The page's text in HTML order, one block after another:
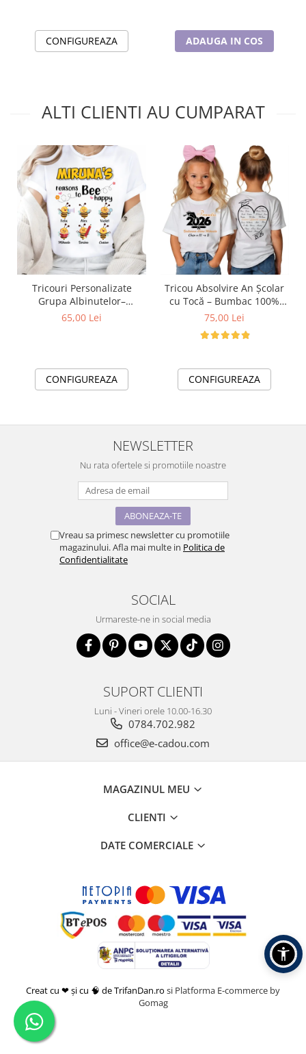
CONFIGUREAZA ADAUGA IN COS
ALTI CLIENTI AU CUMPARAT
Tricouri Personalizate
Grupa Albinutelor–
Colectivul Curcubeu al
65,00 Lei
CONFIGUREAZA
Tricou Absolvire An Școlar
cu Tocă – Bumbac 100%
Personalizat pentru Copii și
75,00 Lei
CONFIGUREAZA
NEWSLETTER
Nu rata ofertele si promotiile noastre
Vreau sa primesc newsletter cu promotiile
magazinului. Afla mai multe in Politica de
Confidentialitate
SOCIAL
Urmareste-ne in social media
SUPORT CLIENTI
Luni - Vineri orele 10.00-16.30
0784.702.982
office@e-cadou.com
MAGAZINUL MEU
CLIENTI
DATE COMERCIALE
Creat cu ❤ și cu 🧠 de TrifanDan.ro si Platforma E-commerce by
Gomag